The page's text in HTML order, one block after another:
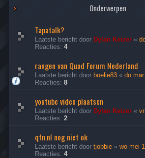
Onderwerpen
Tapatalk?
Laatste bericht door Dylan Keizer «
Reacties: 4
rangen van Quad Forum Nederland
Laatste bericht door boelie83 « do
Reacties: 8
youtube video plaatsen
Laatste bericht door Dylan Keizer «
Reacties: 2
qfn.nl nog niet ok
Laatste bericht door tjobbie « wo mei
Reacties: 4